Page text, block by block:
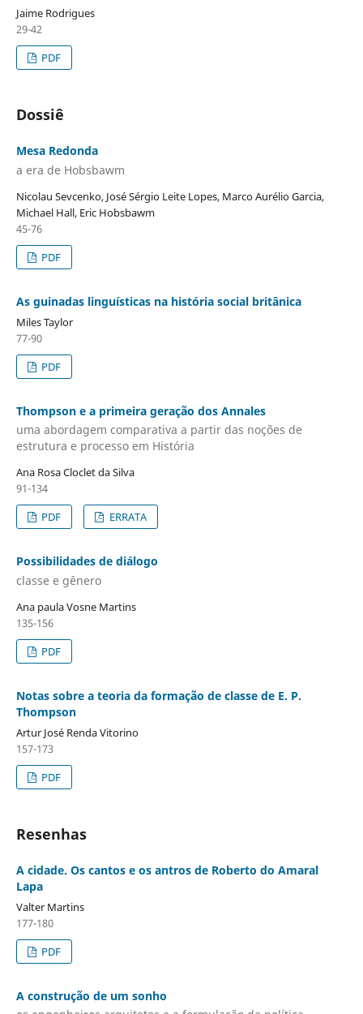
Jaime Rodrigues
29-42
PDF
Dossiê
Mesa Redonda
a era de Hobsbawm
Nicolau Sevcenko, José Sérgio Leite Lopes, Marco Aurélio Garcia,
Michael Hall, Eric Hobsbawm
45-76
PDF
As guinadas linguísticas na história social britânica
Miles Taylor
77-90
PDF
Thompson e a primeira geração dos Annales
uma abordagem comparativa a partir das noções de
estrutura e processo em História
Ana Rosa Cloclet da Silva
91-134
PDF
ERRATA
Possibilidades de diálogo
classe e gênero
Ana paula Vosne Martins
135-156
PDF
Notas sobre a teoria da formação de classe de E. P.
Thompson
Artur José Renda Vitorino
157-173
PDF
Resenhas
A cidade. Os cantos e os antros de Roberto do Amaral
Lapa
Valter Martins
177-180
PDF
A construção de um sonho